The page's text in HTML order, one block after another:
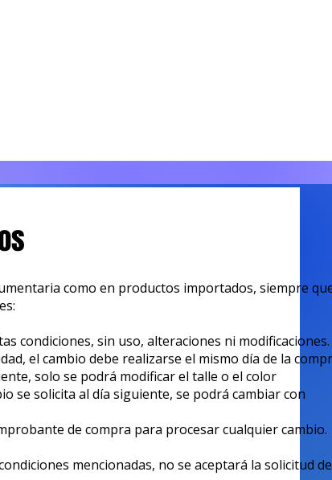
como en productos importados, siempre
condiciones, sin uso, alteraciones ni modificaciones.
el cambio debe realizarse el mismo día de la
solo se podrá modificar el talle o el color
se solicita al día siguiente, se podrá cambiar con
de compra para procesar cualquier cambio.
mencionadas, no se aceptará la solicitud de